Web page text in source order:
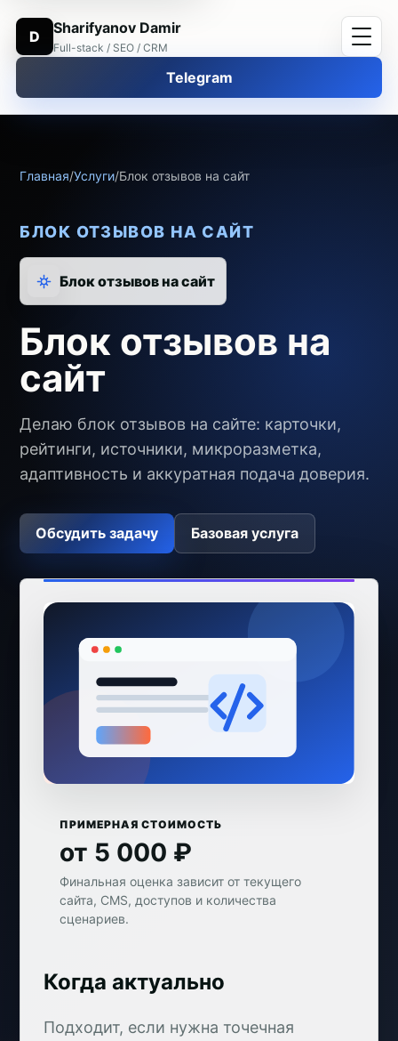
D Sharifyanov Damir
Full-stack / SEO / CRM
Telegram
Главная/Услуги/Блок отзывов на сайт
БЛОК ОТЗЫВОВ НА САЙТ
Блок отзывов на сайт
Блок отзывов на
сайт
Делаю блок отзывов на сайте: карточки,
рейтинги, источники, микроразметка,
адаптивность и аккуратная подача доверия.
Обсудить задачу Базовая услуга
ПРИМЕРНАЯ СТОИМОСТЬ
от 5 000 ₽
Финальная оценка зависит от текущего
сайта, CMS, доступов и количества
сценариев.
Когда актуально
Подходит, если нужна точечная